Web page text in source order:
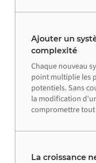
Ajouter un
complexité
Chaque nouveau
point multiplie les
potentiels. Sans
la modification
compromettre tout
La croissance